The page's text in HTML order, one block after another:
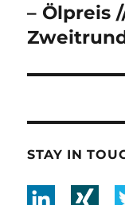
Beitrag:
– Ölpreis
STAY IN